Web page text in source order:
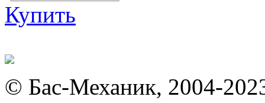
Купить
© Бас-Механик, 2004-